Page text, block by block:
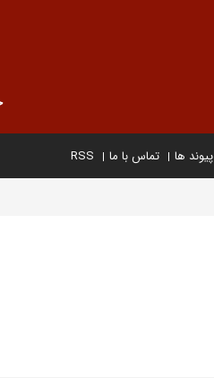
پیوند ها تماس با ما RSS